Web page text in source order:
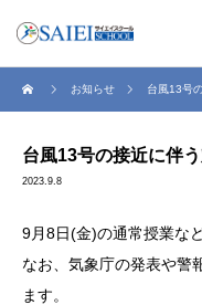
お知らせ 台風13号
台風13号の接近に伴
2023.9.8
9月8日(金)の通常授業な
なお、気象庁の発表や警
ます。